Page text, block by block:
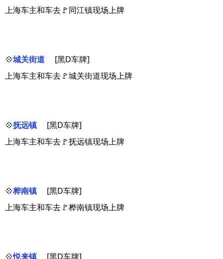
上海车主和车去🚩同江镇现场上牌
💠城关街道
[黑D车牌]
上海车主和车去🚩城关街道现场上牌
💠抚远镇
[黑D车牌]
上海车主和车去🚩抚远镇现场上牌
💠桦南镇
[黑D车牌]
上海车主和车去🚩桦南镇现场上牌
💠悦来镇
[黑D车牌]